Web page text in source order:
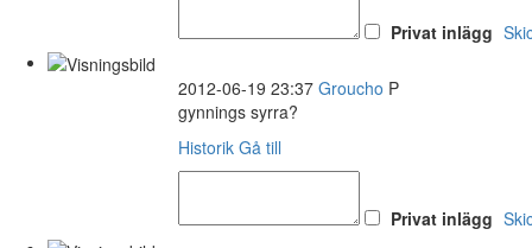
Privat inlägg
2012-06-19 23:37 Groucho P
gynnings syrra?
Historik Gå till
Privat inlägg